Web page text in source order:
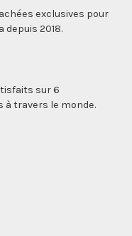
exclusives pour
2018.
sur 6
travers le monde.